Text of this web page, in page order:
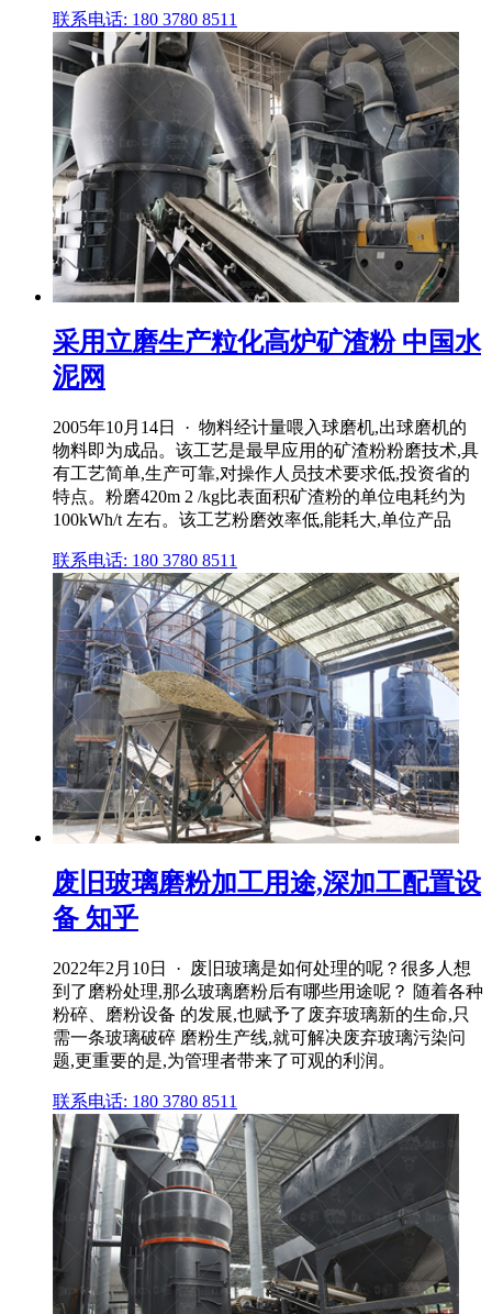
联系电话: 180 3780 8511
采用立磨生产粒化高炉矿渣粉 中国水
泥网
2005年10月14日 · 物料经计量喂入球磨机,出球磨机的
物料即为成品。该工艺是最早应用的矿渣粉粉磨技术,具
有工艺简单,生产可靠,对操作人员技术要求低,投资省的
特点。粉磨420m 2 /kg比表面积矿渣粉的单位电耗约为
100kWh/t 左右。该工艺粉磨效率低,能耗大,单位产品
联系电话: 180 3780 8511
废旧玻璃磨粉加工用途,深加工配置设
备 知乎
2022年2月10日 · 废旧玻璃是如何处理的呢？很多人想
到了磨粉处理,那么玻璃磨粉后有哪些用途呢？ 随着各种
粉碎、磨粉设备 的发展,也赋予了废弃玻璃新的生命,只
需一条玻璃破碎 磨粉生产线,就可解决废弃玻璃污染问
题,更重要的是,为管理者带来了可观的利润。
联系电话: 180 3780 8511